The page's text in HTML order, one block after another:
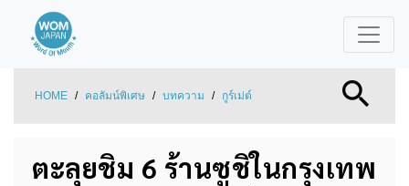
HOME / คอลัมน์พิเศษ / บทความ / กูร์เม่ต์
ตะลุยชิม 6 ร้านซูชิในกรุงเทพ